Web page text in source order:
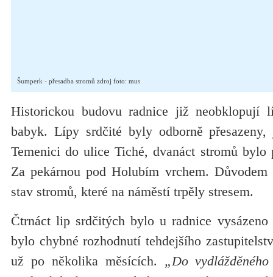
Šumperk - přesadba stromů zdroj foto: mus
Historickou budovu radnice již neobklopují
babyk. Lípy srdčité byly odborně
Temenici do ulice Tiché, dvanáct stromů bylo
Za pekárnou pod Holubím vrchem. Důvodem
stav stromů, které na náměstí trpěly stresem.
Čtrnáct lip srdčitých bylo u radnice
bylo chybné rozhodnutí tehdejšího
už po několika měsících. „Do